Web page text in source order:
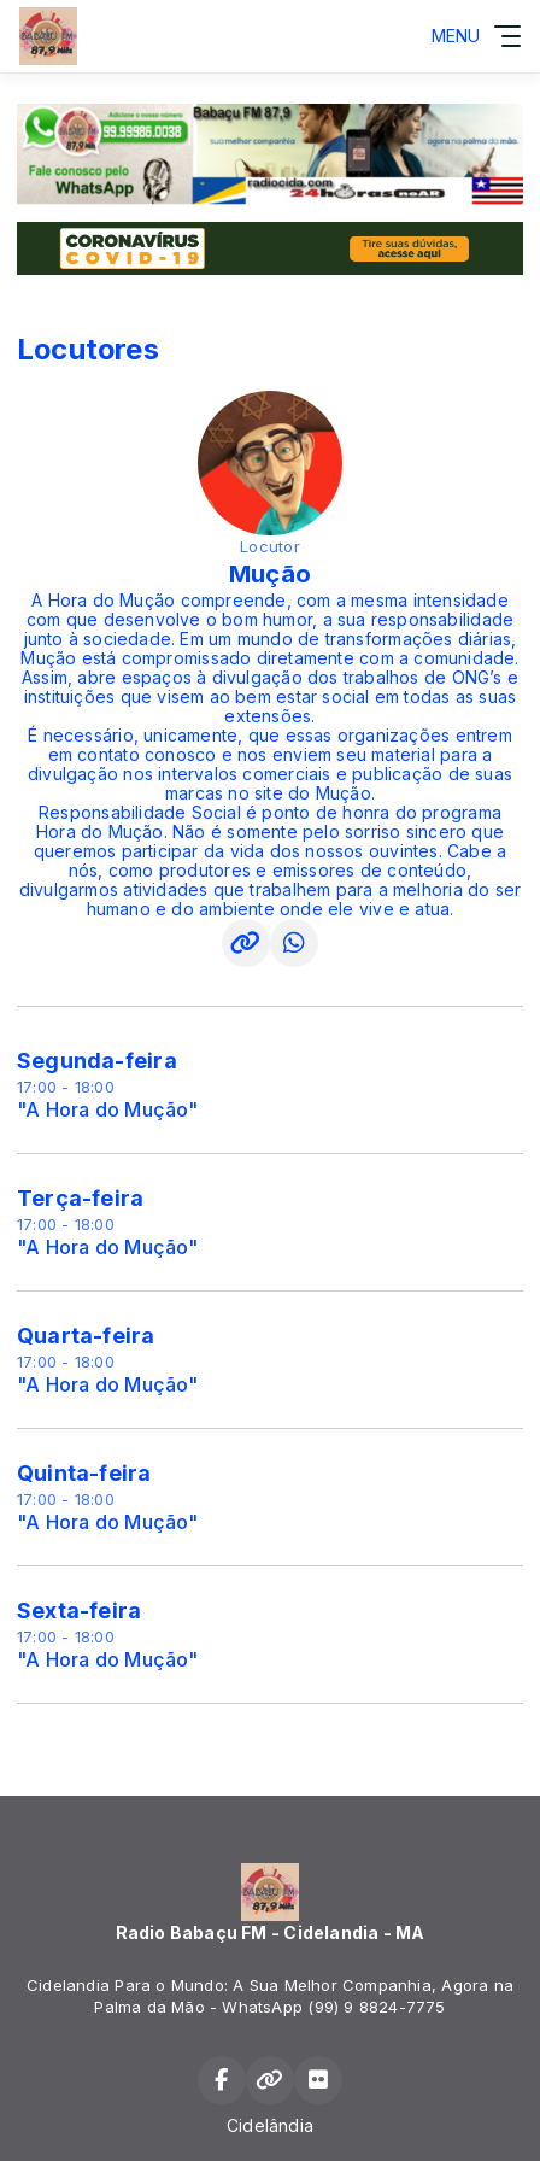
MENU
Locutores
Locutor
Mução
A Hora do Mução compreende, com a mesma intensidade
com que desenvolve o bom humor, a sua responsabilidade
junto à sociedade. Em um mundo de transformações diárias,
Mução está compromissado diretamente com a comunidade.
Assim, abre espaços à divulgação dos trabalhos de ONG’s e
instituições que visem ao bem estar social em todas as suas
extensões.
É necessário, unicamente, que essas organizações entrem
em contato conosco e nos enviem seu material para a
divulgação nos intervalos comerciais e publicação de suas
marcas no site do Mução.
Responsabilidade Social é ponto de honra do programa
Hora do Mução. Não é somente pelo sorriso sincero que
queremos participar da vida dos nossos ouvintes. Cabe a
nós, como produtores e emissores de conteúdo,
divulgarmos atividades que trabalhem para a melhoria do ser
humano e do ambiente onde ele vive e atua.
Segunda-feira
17:00 - 18:00
"A Hora do Mução"
Terça-feira
17:00 - 18:00
"A Hora do Mução"
Quarta-feira
17:00 - 18:00
"A Hora do Mução"
Quinta-feira
17:00 - 18:00
"A Hora do Mução"
Sexta-feira
17:00 - 18:00
"A Hora do Mução"
Radio Babaçu FM - Cidelandia - MA
Cidelandia Para o Mundo: A Sua Melhor Companhia, Agora na
Palma da Mão - WhatsApp (99) 9 8824-7775
Cidelândia